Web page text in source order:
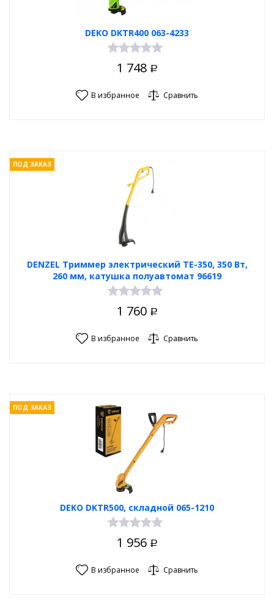
DEKO DKTR400 063-4233
1 748 Р
В избранное Сравнить
DENZEL Триммер электрический TE-350, 350 Вт,
260 мм, катушка полуавтомат 96619
ПОД ЗАКАЗ
1 760 Р
В избранное Сравнить
DEKO DKTR500, складной 065-1210
ПОД ЗАКАЗ
1 956 Р
В избранное Сравнить